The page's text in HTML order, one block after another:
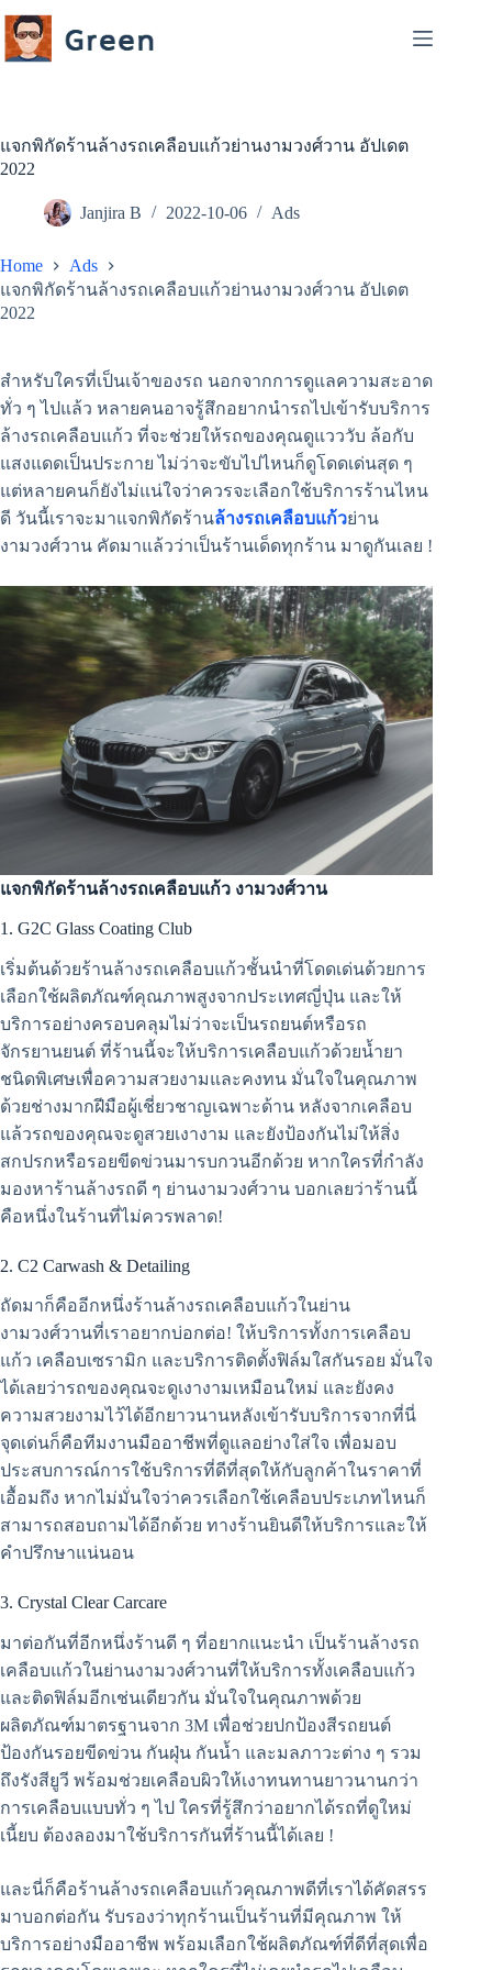
to
content
แจกพิกัดร้านล้างรถเคลือบแก้วย่านงามวงศ์วาน อัปเดต
2022
Janjira B 2022-10-06 Ads
Home
Ads
แจกพิกัดร้านล้างรถเคลือบแก้วย่านงามวงศ์วาน อัปเดต
2022
สำหรับใครที่เป็นเจ้าของรถ นอกจากการดูแลความสะอาด
ทั่ว ๆ ไปแล้ว หลายคนอาจรู้สึกอยากนำรถไปเข้ารับบริการ
ล้างรถเคลือบแก้ว ที่จะช่วยให้รถของคุณดูแวววับ ล้อกับ
แสงแดดเป็นประกาย ไม่ว่าจะขับไปไหนก็ดูโดดเด่นสุด ๆ
แต่หลายคนก็ยังไม่แน่ใจว่าควรจะเลือกใช้บริการร้านไหน
ดี วันนี้เราจะมาแจกพิกัดร้านล้างรถเคลือบแก้วย่าน
งามวงศ์วาน คัดมาแล้วว่าเป็นร้านเด็ดทุกร้าน มาดูกันเลย !
แจกพิกัดร้านล้างรถเคลือบแก้ว งามวงศ์วาน
1. G2C Glass Coating Club
เริ่มต้นด้วยร้านล้างรถเคลือบแก้วชั้นนำที่โดดเด่นด้วยการ
เลือกใช้ผลิตภัณฑ์คุณภาพสูงจากประเทศญี่ปุ่น และให้
บริการอย่างครอบคลุมไม่ว่าจะเป็นรถยนต์หรือรถ
จักรยานยนต์ ที่ร้านนี้จะให้บริการเคลือบแก้วด้วยน้ำยา
ชนิดพิเศษเพื่อความสวยงามและคงทน มั่นใจในคุณภาพ
ด้วยช่างมากฝีมือผู้เชี่ยวชาญเฉพาะด้าน หลังจากเคลือบ
แล้วรถของคุณจะดูสวยเงางาม และยังป้องกันไม่ให้สิ่ง
สกปรกหรือรอยขีดข่วนมารบกวนอีกด้วย หากใครที่กำลัง
มองหาร้านล้างรถดี ๆ ย่านงามวงศ์วาน บอกเลยว่าร้านนี้
คือหนึ่งในร้านที่ไม่ควรพลาด!
2. C2 Carwash & Detailing
ถัดมาก็คืออีกหนึ่งร้านล้างรถเคลือบแก้วในย่าน
งามวงศ์วานที่เราอยากบ่อกต่อ! ให้บริการทั้งการเคลือบ
แก้ว เคลือบเซรามิก และบริการติดตั้งฟิล์มใสกันรอย มั่นใจ
ได้เลยว่ารถของคุณจะดูเงางามเหมือนใหม่ และยังคง
ความสวยงามไว้ได้อีกยาวนานหลังเข้ารับบริการจากที่นี่
จุดเด่นก็คือทีมงานมืออาชีพที่ดูแลอย่างใส่ใจ เพื่อมอบ
ประสบการณ์การใช้บริการที่ดีที่สุดให้กับลูกค้าในราคาที่
เอื้อมถึง หากไม่มั่นใจว่าควรเลือกใช้เคลือบประเภทไหนก็
สามารถสอบถามได้อีกด้วย ทางร้านยินดีให้บริการและให้
คำปรึกษาแน่นอน
3. Crystal Clear Carcare
มาต่อกันที่อีกหนึ่งร้านดี ๆ ที่อยากแนะนำ เป็นร้านล้างรถ
เคลือบแก้วในย่านงามวงศ์วานที่ให้บริการทั้งเคลือบแก้ว
และติดฟิล์มอีกเช่นเดียวกัน มั่นใจในคุณภาพด้วย
ผลิตภัณฑ์มาตรฐานจาก 3M เพื่อช่วยปกป้องสีรถยนต์
ป้องกันรอยขีดข่วน กันฝุ่น กันน้ำ และมลภาวะต่าง ๆ รวม
ถึงรังสียูวี พร้อมช่วยเคลือบผิวให้เงาทนทานยาวนานกว่า
การเคลือบแบบทั่ว ๆ ไป ใครที่รู้สึกว่าอยากได้รถที่ดูใหม่
เนี้ยบ ต้องลองมาใช้บริการกันที่ร้านนี้ได้เลย !
และนี่ก็คือร้านล้างรถเคลือบแก้วคุณภาพดีที่เราได้คัดสรร
มาบอกต่อกัน รับรองว่าทุกร้านเป็นร้านที่มีคุณภาพ ให้
บริการอย่างมืออาชีพ พร้อมเลือกใช้ผลิตภัณฑ์ที่ดีที่สุดเพื่อ